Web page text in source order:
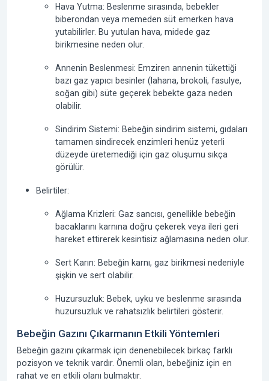
Hava Yutma: Beslenme sırasında, bebekler
biberondan veya memeden süt emerken hava
yutabilirler. Bu yutulan hava, midede gaz
birikmesine neden olur.
Annenin Beslenmesi: Emziren annenin tükettiği
bazı gaz yapıcı besinler (lahana, brokoli, fasulye,
soğan gibi) süte geçerek bebekte gaza neden
olabilir.
Sindirim Sistemi: Bebeğin sindirim sistemi, gıdaları
tamamen sindirecek enzimleri henüz yeterli
düzeyde üretemediği için gaz oluşumu sıkça
görülür.
Belirtiler:
Ağlama Krizleri: Gaz sancısı, genellikle bebeğin
bacaklarını karnına doğru çekerek veya ileri geri
hareket ettirerek kesintisiz ağlamasına neden olur.
Sert Karın: Bebeğin karnı, gaz birikmesi nedeniyle
şişkin ve sert olabilir.
Huzursuzluk: Bebek, uyku ve beslenme sırasında
huzursuzluk ve rahatsızlık belirtileri gösterir.
Bebeğin Gazını Çıkarmanın Etkili Yöntemleri
Bebeğin gazını çıkarmak için denenebilecek birkaç farklı
pozisyon ve teknik vardır. Önemli olan, bebeğiniz için en
rahat ve en etkili olanı bulmaktır.